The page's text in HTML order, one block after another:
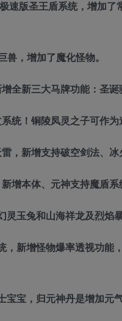
速版圣王盾系统，增加
兽，增加了魔化怪物。
全新三大马牌功能：圣诞
统！铜陵凤灵之子可作为
，新增支持破空剑法、冰
增本体、元神支持魔盾系
玉兔和山海祥龙及烈焰暴
，新增怪物爆率透视功能
宝宝，归元神丹是增加元